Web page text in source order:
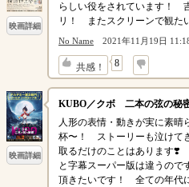
映画詳細
らしい役をされています！
リ！ またスクリーンで観た
No Name 2021年11月19日
共感！ 8
↓
映画詳細
KUBO／クボ 二本の弦の秘
人形の表情・動きが実に素
杯〜！ ストーリーも泣けて
取るだけのことはあります❣️
と字幕スーパー版は違うので
頂きたいです！ 全ての年代